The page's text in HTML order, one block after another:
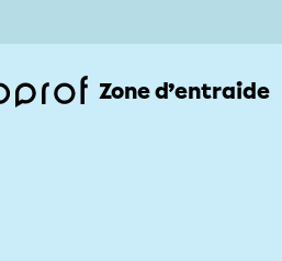
Zone d’entraide